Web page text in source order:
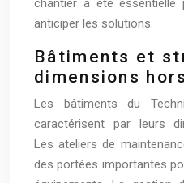
anticiper les solutions.
Bâtiments et
dimensions
Les bâtiments du
caractérisent par leurs
Les ateliers de
des portées importantes